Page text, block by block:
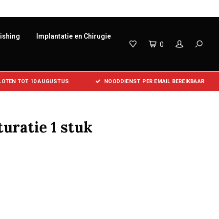
Implantatie en Chirugie
0
TOT 10 AUGUSTUS NOODDIENST PER EMAIL BEREIKBAAR
1 stuk